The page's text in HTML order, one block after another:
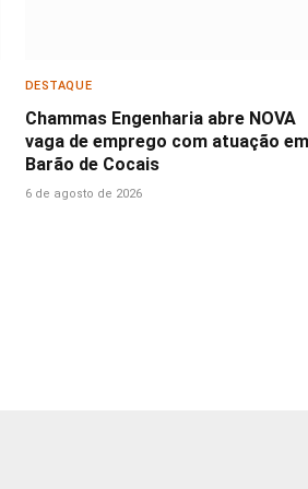
DESTAQUE
Chammas Engenharia abre NOVA
vaga de emprego com atuação em
Barão de Cocais
6 de agosto de 2026